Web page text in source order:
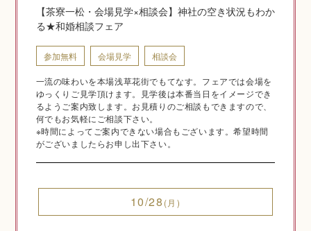
神前式とは
【茶寮一松・会場見学×相談会】神社の空き状況もわか
る★和婚相談フェア
参加無料 会場見学 相談会
一流の味わいを本場浅草花街でもてなす。フェアでは会場を
ゆっくりご見学頂けます。見学後は本番当日をイメージでき
るようご案内致します。お見積りのご相談もできますので、
何でもお気軽にご相談下さい。
※時間によってご案内できない場合もございます。希望時間
がございましたらお申し出下さい。
10/28 (月)